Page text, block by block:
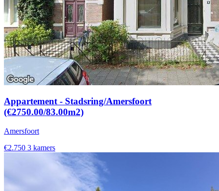
Appartement - Stadsring/Amersfoort
(€2750.00/83.00m2)
Amersfoort
€2.750 3 kamers